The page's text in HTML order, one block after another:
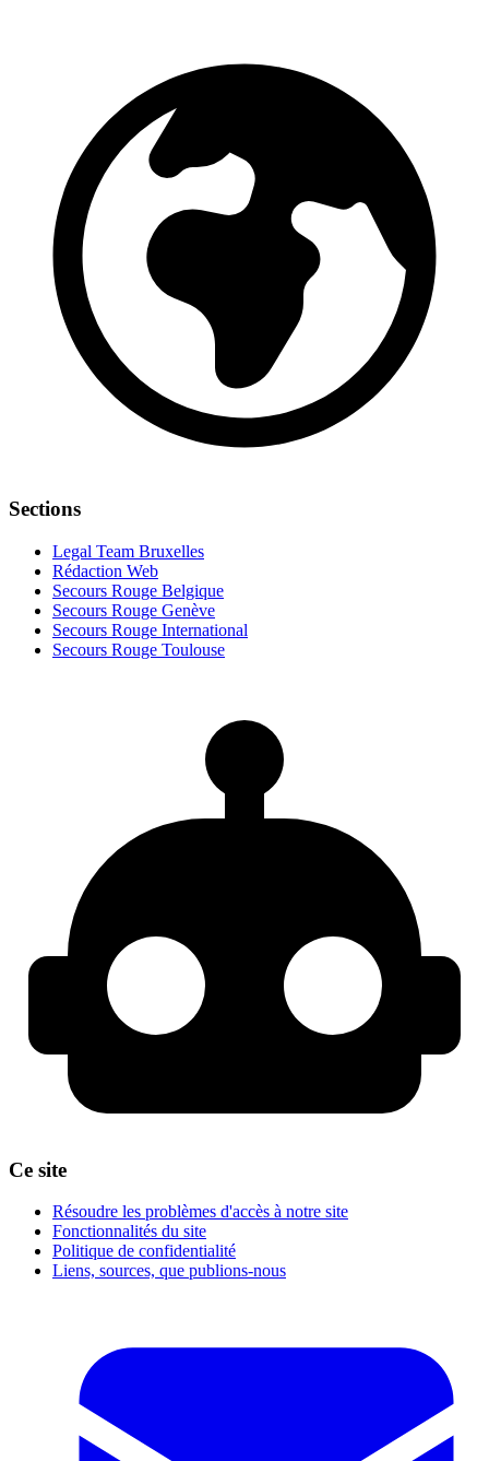
Sections
Legal Team Bruxelles
Rédaction Web
Secours Rouge Belgique
Secours Rouge Genève
Secours Rouge International
Secours Rouge Toulouse
Ce site
Résoudre les problèmes d'accès à notre site
Fonctionnalités du site
Politique de confidentialité
Liens, sources, que publions-nous